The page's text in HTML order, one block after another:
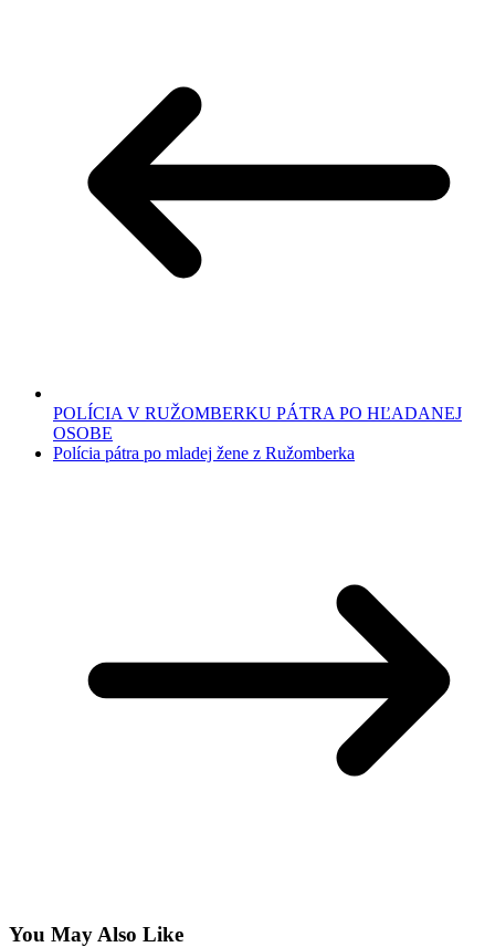
POLÍCIA V RUŽOMBERKU PÁTRA PO HĽADANEJ
OSOBE
Polícia pátra po mladej žene z Ružomberka
You May Also Like